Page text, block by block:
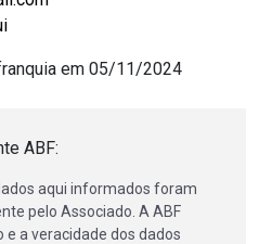
em 05/11/2024
ABF:
aqui informados foram
pelo Associado. A ABF
a veracidade dos dados